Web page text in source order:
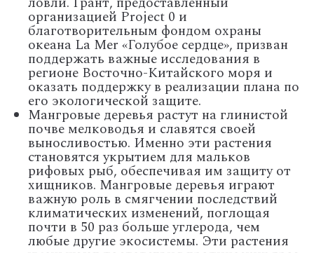
организацией Project 0 и
благотворительным фондом охраны
океана La Mer «Голубое сердце», призван
поддержать важные исследования в
регионе Восточно-Китайского моря и
оказать поддержку в реализации плана по
его экологической защите.
Мангровые деревья растут на глинистой
почве мелководья и славятся своей
выносливостью. Именно эти растения
становятся укрытием для мальков
рифовых рыб, обеспечивая им защиту от
хищников. Мангровые деревья играют
важную роль в смягчении последствий
климатических изменений, поглощая
почти в 50 раз больше углерода, чем
любые другие экосистемы. Эти растения